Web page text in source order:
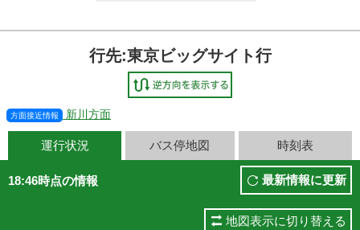
行先:東京ビッグサイト行
方面接近情報 新川方面
運行状況 バス停地図 時刻表
18:46時点の情報 最新情報に更新
地図表示に切り替える